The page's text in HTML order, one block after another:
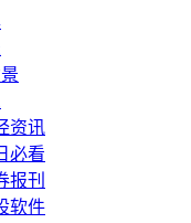
资讯
必看
报刊
软件